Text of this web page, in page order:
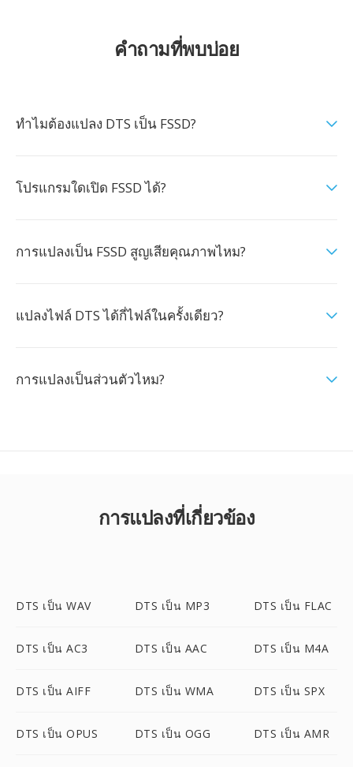
คำถามที่พบบ่อย
ทำไมต้องแปลง DTS เป็น FSSD?
โปรแกรมใดเปิด FSSD ได้?
การแปลงเป็น FSSD สูญเสียคุณภาพไหม?
แปลงไฟล์ DTS ได้กี่ไฟล์ในครั้งเดียว?
การแปลงเป็นส่วนตัวไหม?
การแปลงที่เกี่ยวข้อง
DTS เป็น WAV DTS เป็น MP3 DTS เป็น FLAC
DTS เป็น AC3 DTS เป็น AAC DTS เป็น M4A
DTS เป็น AIFF DTS เป็น WMA DTS เป็น SPX
DTS เป็น OPUS DTS เป็น OGG DTS เป็น AMR